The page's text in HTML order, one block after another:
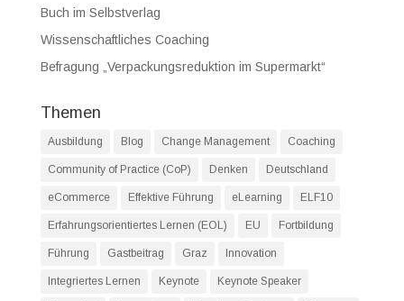
Buch im Selbstverlag
Wissenschaftliches Coaching
Befragung „Verpackungsreduktion im Supermarkt“
Themen
Ausbildung Blog Change Management Coaching
Community of Practice (CoP) Denken Deutschland
eCommerce Effektive Führung eLearning ELF10
Erfahrungsorientiertes Lernen (EOL) EU Fortbildung
Führung Gastbeitrag Graz Innovation
Integriertes Lernen Keynote Keynote Speaker